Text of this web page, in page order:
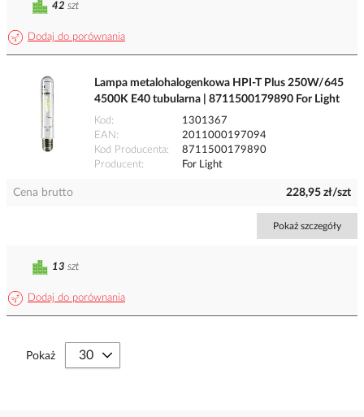
Dodaj do porównania
42 szt
Lampa metalohalogenkowa HPI-T Plus 250W/645
4500K E40 tubularna | 8711500179890 For Light
Kod
1301367
EAN
2011000197094
Kod Producenta
8711500179890
Producent
For Light
Cena brutto 228,95 zł/szt
Pokaż szczegóły
Dodaj do porównania
13 szt
Pokaż